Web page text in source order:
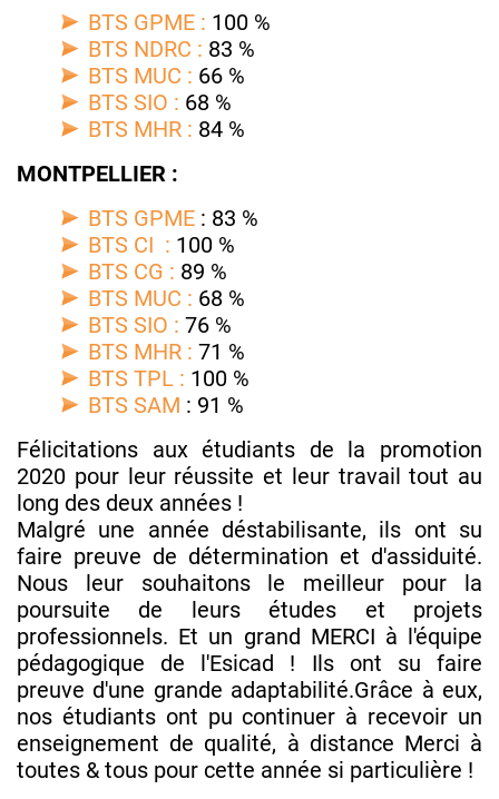
BTS GPME : 100 %
BTS NDRC : 83 %
BTS MUC : 66 %
BTS SIO : 68 %
BTS MHR : 84 %
MONTPELLIER :
BTS GPME : 83 %
BTS CI : 100 %
BTS CG : 89 %
BTS MUC : 68 %
BTS SIO : 76 %
BTS MHR : 71 %
BTS TPL : 100 %
BTS SAM : 91 %
Félicitations aux étudiants de la promotion
2020 pour leur réussite et leur travail tout au
long des deux années !
Malgré une année déstabilisante, ils ont su
faire preuve de détermination et d'assiduité.
Nous leur souhaitons le meilleur pour la
poursuite de leurs études et projets
professionnels. Et un grand MERCI à l'équipe
pédagogique de l'Esicad ! Ils ont su faire
preuve d'une grande adaptabilité.Grâce à eux,
nos étudiants ont pu continuer à recevoir un
enseignement de qualité, à distance Merci à
toutes & tous pour cette année si particulière !